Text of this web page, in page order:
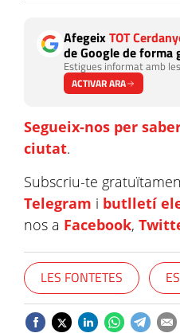
AfegeixTOT
de Google de forma
Estigues informat amb
ACTIVAR ARA
Segueix-nos per
ciutat.
Subscriu-te
Telegram i butlletí
nos a Facebook,
LES FONTETES